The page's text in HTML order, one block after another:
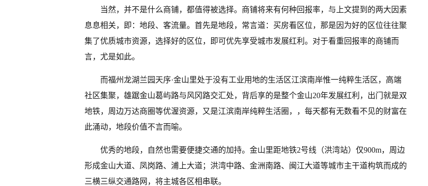
当然，并不是什么商铺，都值得被选择。商铺将来有何种回报率，与上文提到的两大因素
息息相关，即：地段、客流量。首先是地段，常言道：买房看区位，那是因为好的区位往往聚
集了优质城市资源，选择好的区位，即可优先享受城市发展红利。对于看重回报率的商铺而
言，尤是如此。
而福州龙湖兰园天序·金山里处于没有工业用地的生活区江滨南岸惟一纯粹生活区，高端
社区集聚，雄踞金山葛屿路与风冈路交汇处，背后享的是整个金山20年发展红利，出门就是双
地铁，周边万达商圈等优渥资源，又是江滨南岸纯粹生活圈，，每天都有无数看不见的财富在
此涌动，地段价值不言而喻。
优秀的地段，自然也需要便捷交通的加持。金山里距地铁2号线（洪湾站）仅900m，周边
形成金山大道、凤岗路、浦上大道；洪湾中路、金洲南路、闽江大道等城市主干道构筑而成的
三横三纵交通路网，将主城各区相串联。